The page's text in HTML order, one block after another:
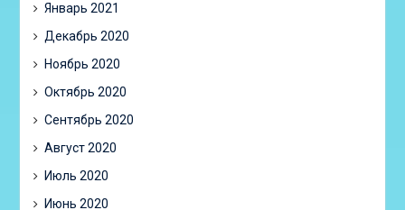
Январь 2021
Декабрь 2020
Ноябрь 2020
Октябрь 2020
Сентябрь 2020
Август 2020
Июль 2020
Июнь 2020